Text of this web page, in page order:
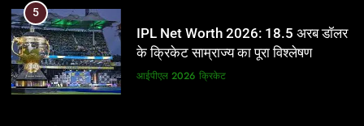
5
IPL Net Worth 2026: 18.5 अरब डॉलर
के क्रिकेट साम्राज्य का पूरा विश्लेषण
आईपीएल 2026 क्रिकेट